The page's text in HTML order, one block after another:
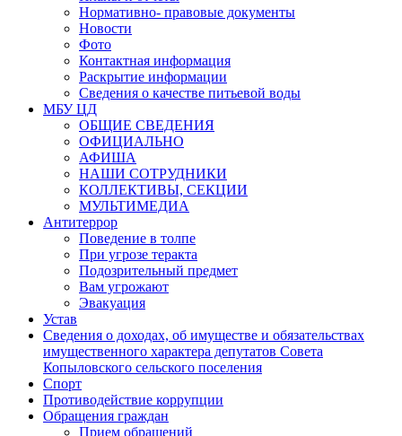
Нормативно- правовые документы
Новости
Фото
Контактная информация
Раскрытие информации
Сведения о качестве питьевой воды
МБУ ЦД
ОБЩИЕ СВЕДЕНИЯ
ОФИЦИАЛЬНО
АФИША
НАШИ СОТРУДНИКИ
КОЛЛЕКТИВЫ, СЕКЦИИ
МУЛЬТИМЕДИА
Антитеррор
Поведение в толпе
При угрозе теракта
Подозрительный предмет
Вам угрожают
Эвакуация
Устав
Сведения о доходах, об имуществе и обязательствах
имущественного характера депутатов Совета
Копыловского сельского поселения
Спорт
Противодействие коррупции
Обращения граждан
Прием обращений